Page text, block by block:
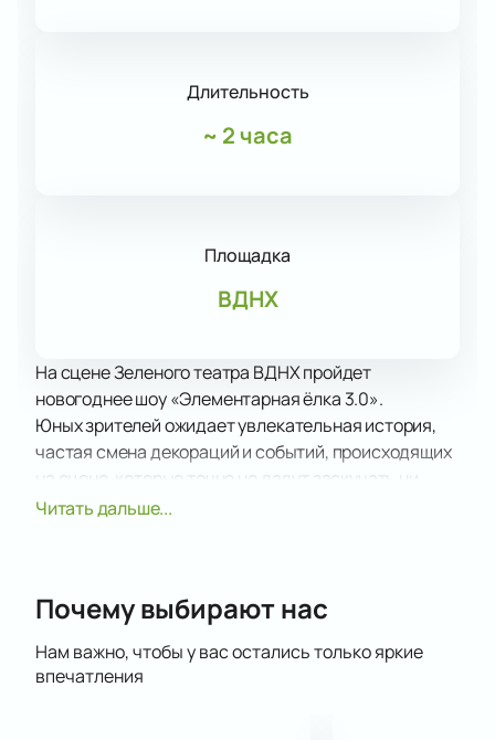
Длительность
~ 2 часа
Площадка
ВДНХ
На сцене Зеленого театра ВДНХ пройдет
новогоднее шоу «Элементарная ёлка 3.0».
Юных зрителей ожидает увлекательная история,
частая смена декораций и событий, происходящих
на сцене, которые точно не дадут заскучать ни
самым маленьким, ни самым искушенным
музыкальным сопровождением, танцами и
настоящие и живые эмоции, заставив позабыть обо
всем на свете, кроме того, что будет происходить
Читать дальше...
Почему выбирают нас
Нам важно, чтобы у вас остались только яркие
впечатления